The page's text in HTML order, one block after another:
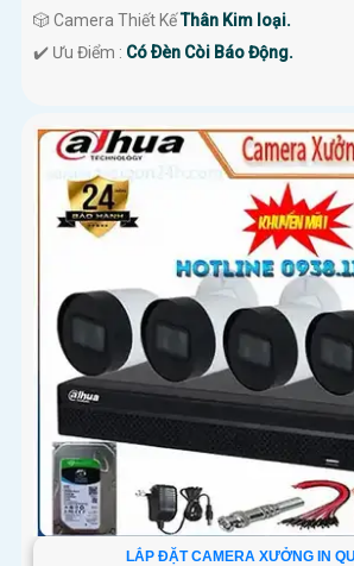
🎲 Camera Thiết KếThân Kim loại.
️✔️ Ưu Điểm : Có Ðèn Còi Báo Động.
LẮP ĐẶT CAMERA XƯỞNG IN